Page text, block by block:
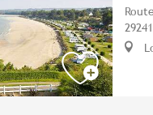
29241